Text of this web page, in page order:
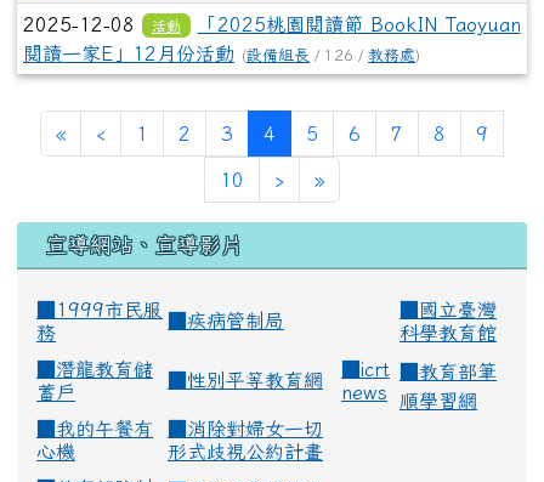
2025-12-08 活動
「2025桃園閱讀節 BookIN Taoyuan
閱讀一家E」12月份活動
(設備組長 / 126 / 教務處)
« ‹ 1 2 3 4 (current)
5 6 7 8 9
10 › »
宣導網站、宣導影片
■1999市民服
務
疾病管制局
國立臺灣
科學教育館
潛龍教育儲
蓄戶
性別平等教育網
icrt
news
教育部筆
順學習網
我的午餐有
心機
消除對婦女一切
形式歧視公約計畫